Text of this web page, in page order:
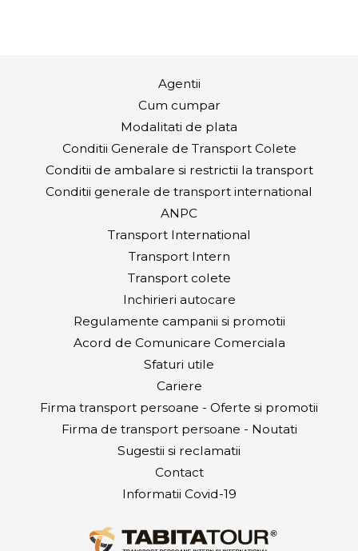
Agentii
Cum cumpar
Modalitati de plata
Conditii Generale de Transport Colete
Conditii de ambalare si restrictii la transport
Conditii generale de transport international
ANPC
Transport International
Transport Intern
Transport colete
Inchirieri autocare
Regulamente campanii si promotii
Acord de Comunicare Comerciala
Sfaturi utile
Cariere
Firma transport persoane - Oferte si promotii
Firma de transport persoane - Noutati
Sugestii si reclamatii
Contact
Informatii Covid-19